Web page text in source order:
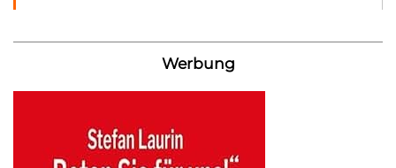
Werbung